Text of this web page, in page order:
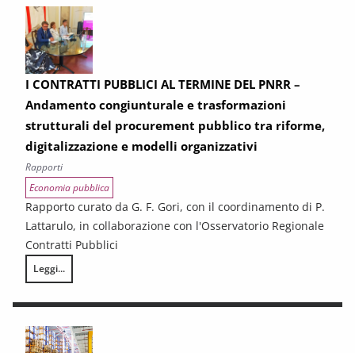
I CONTRATTI PUBBLICI AL TERMINE DEL PNRR –
Andamento congiunturale e trasformazioni
strutturali del procurement pubblico tra riforme,
digitalizzazione e modelli organizzativi
Rapporti
Economia pubblica
Rapporto curato da G. F. Gori, con il coordinamento di P.
Lattarulo, in collaborazione con l'Osservatorio Regionale
Contratti Pubblici
Leggi...
I CONTRATTI PUBBLICI AL TERMINE DEL PNRR – Andamento